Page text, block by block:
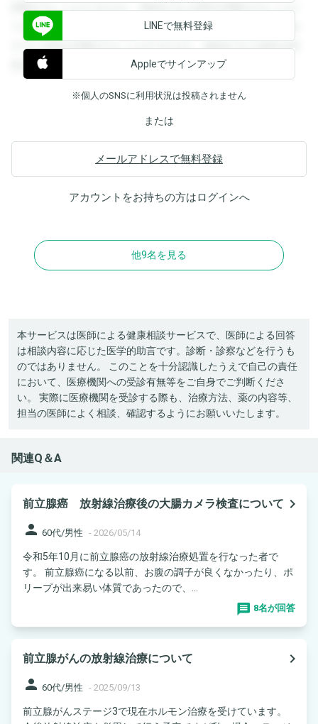
閲覧することができます。登録すると回答を閲覧することが
できます。登録すると回答を閲覧することができます。登録
すると回答を閲覧することができます。登録すると回答を閲
覧することができます。
LINEで無料登録
Appleでサインアップ
※個人のSNSに利用状況は投稿されません
または
メールアドレスで無料登録
アカウントをお持ちの方はログインへ
他9名を見る
本サービスは医師による健康相談サービスで、医師による回答
は相談内容に応じた医学的助言です。診断・診察などを行うも
のではありません。 このことを十分認識したうえで自己の責任
において、医療機関への受診有無等をご自身でご判断くださ
い。 実際に医療機関を受診する際も、治療方法、薬の内容等、
担当の医師によく相談、確認するようにお願いいたします。
関連Q＆A
前立腺癌 放射線治療後の大腸カメラ検査について navigate_next
person 60代/男性 - 2026/05/14
令和5年10月に前立腺癌の放射線治療処置を行なった者で
す。 前立腺癌になる以前、お腹の調子が良くなかったり、ポ
リープが出来易い体質であったので、...
8名が回答
前立腺がんの放射線治療について
navigate_next
person 60代/男性 - 2025/09/13
前立腺がんステージ3で現在ホルモン治療を受けています。